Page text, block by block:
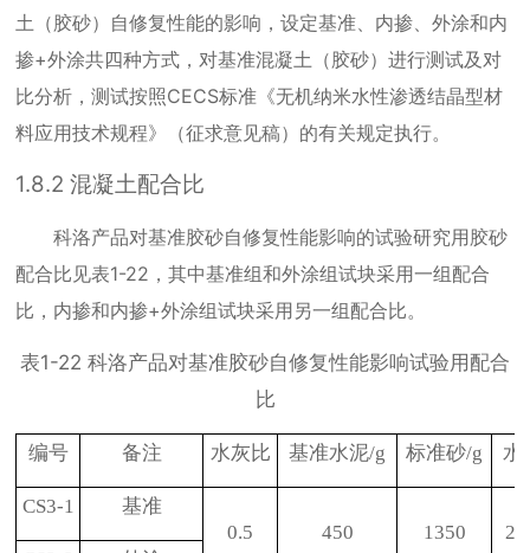
土（胶砂）自修复性能的影响，设定基准、内掺、外涂和内
掺+外涂共四种方式，对基准混凝土（胶砂）进行测试及对
比分析，测试按照CECS标准《无机纳米水性渗透结晶型材
料应用技术规程》（征求意见稿）的有关规定执行。
1.8.2混凝土配合比
科洛产品对基准胶砂自修复性能影响的试验研究用胶砂
配合比见表1-22 ，其中基准组和外涂组试块采用一组配合
比，内掺和内掺+外涂组试块采用另一组配合比。
表1-22 科洛产品对基准胶砂自修复性能影响试验用配合
比
编号 备注 水灰比 基准水泥/g 标准砂/g 水
CS3-1
基准
0.5
450 1350